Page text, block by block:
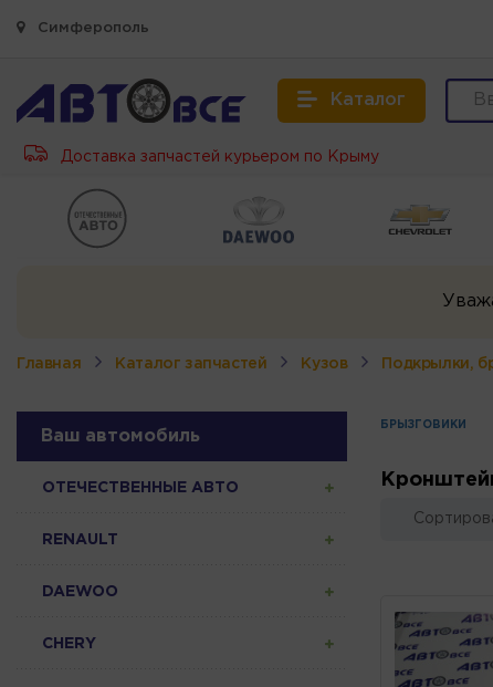
Симферополь
Каталог
Доставка запчастей курьером по Крыму
Главная Каталог запчастей Кузов Подкрылки,
Ваш автомобиль
ОТЕЧЕСТВЕННЫЕ АВТО
RENAULT
DAEWOO
CHERY
БРЫЗГОВИКИ